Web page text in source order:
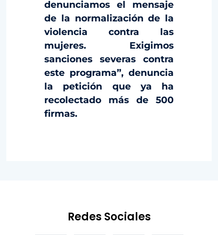
denunciamos el mensaje
de la normalización de la
violencia contra las
mujeres. Exigimos
sanciones severas contra
este programa”, denuncia
la petición que ya ha
recolectado más de 500
firmas.
Redes Sociales